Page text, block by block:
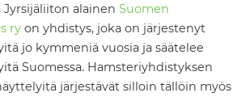
alainen Suomen
ry on yhdistys, joka on järjestenyt
jo kymmeniä vuosia ja säätelee
Suomessa. Hamsteriyhdistyksen
järjestävät silloin tällöin myös